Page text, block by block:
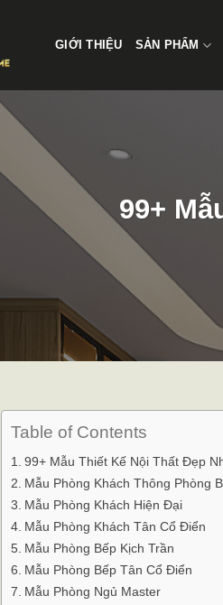
GIỚI THIỆU SẢN PHẨM
99+
Table of Contents
99+ Mẫu Thiết Kế Nội Thất Đẹp
Mẫu Phòng Khách Thông Phòng
Mẫu Phòng Khách Hiện Đại
Mẫu Phòng Khách Tân Cổ Điển
Mẫu Phòng Bếp Kịch Trần
Mẫu Phòng Bếp Tân Cổ Điển
Mẫu Phòng Ngủ Master